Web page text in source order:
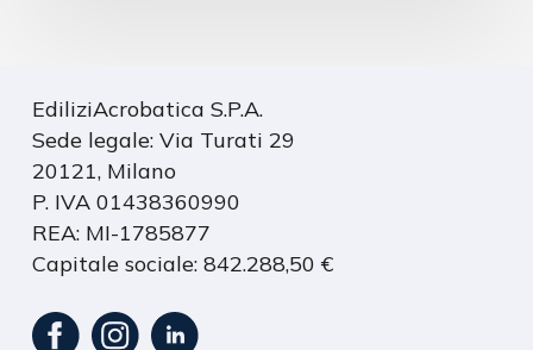
EdiliziAcrobatica S.P.A.
Sede legale: Via Turati 29
20121, Milano
P. IVA 01438360990
REA: MI-1785877
Capitale sociale: 842.288,50 €